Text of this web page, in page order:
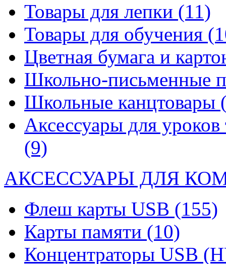
Товары для лепки (11)
Товары для обучения
Цветная бумага и
Школьно-письменные
Школьные канцтовары
Аксессуары для уроков
(9)
АКСЕССУАРЫ ДЛЯ
Флеш карты USB (155)
Карты памяти (10)
Концентраторы USB